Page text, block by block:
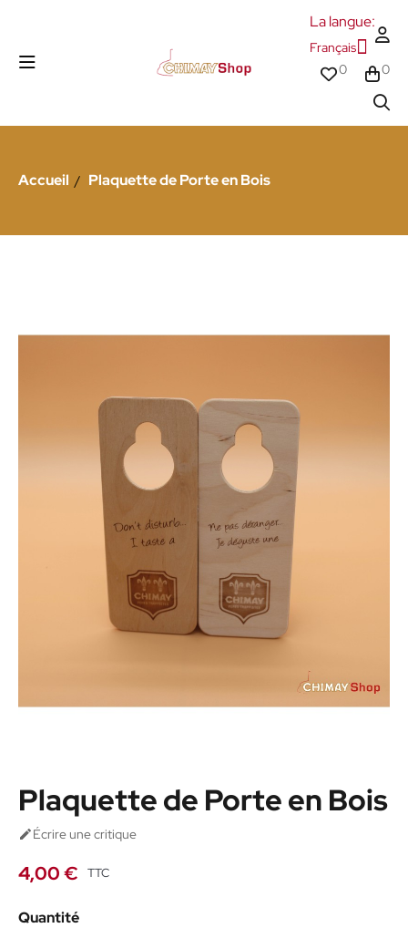
La langue:
Français
0
0
Accueil Plaquette de Porte en Bois
Plaquette de Porte en Bois
Écrire une critique
4,00 € TTC
Quantité